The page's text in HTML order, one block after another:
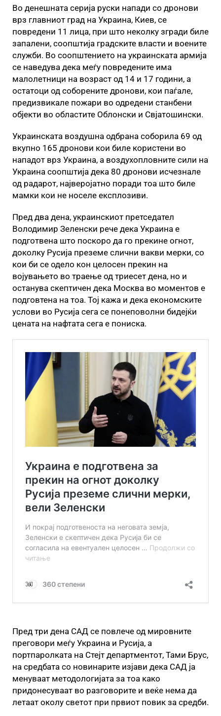
Во денешната серија руски напади со дронови
врз главниот град на Украина, Киев, се
повредени 11 лица, при што неколку згради биле
запалени, соопштија градските власти и воените
служби. Во соопштението на украинската армија
се наведува дека меѓу повредените има
малолетници на возраст од 14 и 17 години, а
остатоци од соборените дронови, кои паѓале,
предизвикале пожари во одредени станбени
објекти во областите Облонски и Свјатошински.
Украинската воздушна одбрана соборила 69 од
вкупно 165 дронови кои биле користени во
нападот врз Украина, а воздухопловните сили на
Украина соопштија дека 80 дронови исчезнале
од радарот, најверојатно поради тоа што биле
мамки кои не носеле експлозиви.
Пред два дена, украинскиот претседател
Володимир Зеленски рече дека Украина е
подготвена што поскоро да го прекине огнот,
доколку Русија преземе слични вакви мерки, со
кои би се одело кон целосен прекин на
војувањето во траење од триесет дена, но и
останува скептичен дека Москва во моментов е
подговтена на тоа. Тој кажа и дека економските
услови во Русија сега се понеповолни бидејќи
цената на нафтата сега е пониска.
Пред три дена САД се повлече од мировните
преговори меѓу Украина и Русија, а
портпаролката на Стејт департментот, Тами Брус,
на средбата со новинарите изјави дека САД ја
менуваат методологијата за тоа како
придонесуваат во разговорите и веќе нема да
летаат околу светот при првиот повик за средби.